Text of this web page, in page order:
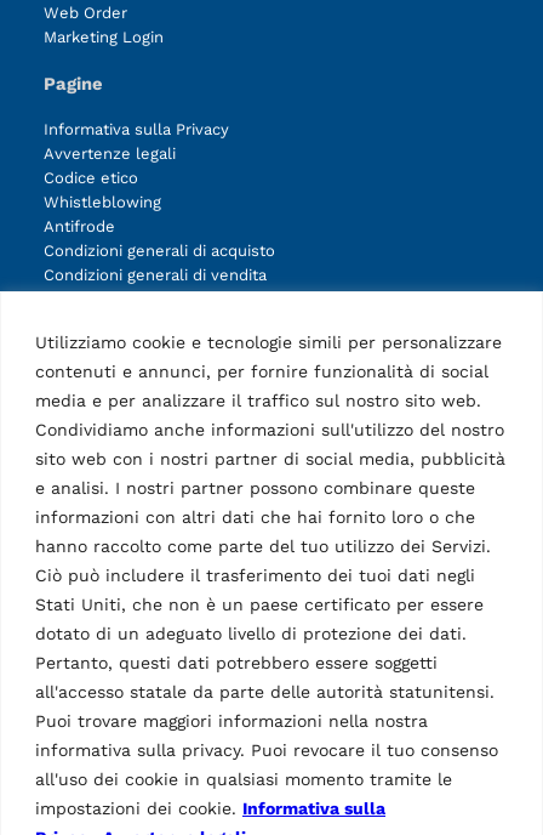
Utilizziamo cookie e tecnologie simili per personalizzare
contenuti e annunci, per fornire funzionalità di social
media e per analizzare il traffico sul nostro sito web.
Condividiamo anche informazioni sull'utilizzo del nostro
sito web con i nostri partner di social media, pubblicità
e analisi. I nostri partner possono combinare queste
informazioni con altri dati che hai fornito loro o che
hanno raccolto come parte del tuo utilizzo dei Servizi.
Ciò può includere il trasferimento dei tuoi dati negli
Stati Uniti, che non è un paese certificato per essere
dotato di un adeguato livello di protezione dei dati.
Pertanto, questi dati potrebbero essere soggetti
all'accesso statale da parte delle autorità statunitensi.
Puoi trovare maggiori informazioni nella nostra
informativa sulla privacy. Puoi revocare il tuo consenso
all'uso dei cookie in qualsiasi momento tramite le
impostazioni dei cookie. Informativa sulla
Web Order
Marketing Login
Pagine
Informativa sulla Privacy
Avvertenze legali
Codice etico
Whistleblowing
Antifrode
Condizioni generali di acquisto
Condizioni generali di vendita
Smaltimento imballaggi
Prodotti
Lifts
Wheel service
Diagnostic
Other products
Accessories lifts
Accessories wheel service
Accessories diagnostic
Accessories other products
Facebook InstagramLinkedIn YouTube